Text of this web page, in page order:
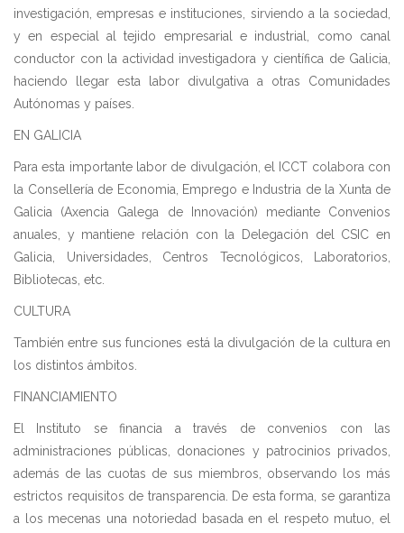
investigación, empresas e instituciones, sirviendo a la sociedad,
y en especial al tejido empresarial e industrial, como canal
conductor con la actividad investigadora y científica de Galicia,
haciendo llegar esta labor divulgativa a otras Comunidades
Autónomas y países.
EN GALICIA
Para esta importante labor de divulgación, el ICCT colabora con
la Consellería de Economia, Emprego e Industria de la Xunta de
Galicia (Axencia Galega de Innovación) mediante Convenios
anuales, y mantiene relación con la Delegación del CSIC en
Galicia, Universidades, Centros Tecnológicos, Laboratorios,
Bibliotecas, etc.
CULTURA
También entre sus funciones está la divulgación de la cultura en
los distintos ámbitos.
FINANCIAMIENTO
El Instituto se financia a través de convenios con las
administraciones públicas, donaciones y patrocinios privados,
además de las cuotas de sus miembros, observando los más
estrictos requisitos de transparencia. De esta forma, se garantiza
a los mecenas una notoriedad basada en el respeto mutuo, el